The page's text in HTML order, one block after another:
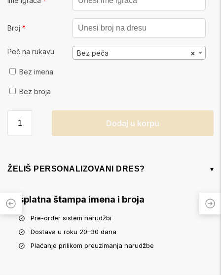
Broj *
Peč na rukavu ×
Bez peča
Bez imena
Bez broja
Dodaj u korpu
ŽELIŠ PERSONALIZOVANI DRES? ▾
Besplatna štampa imena i broja
Pre-order sistem narudžbi
Dostava u roku 20–30 dana
Plaćanje prilikom preuzimanja narudžbe